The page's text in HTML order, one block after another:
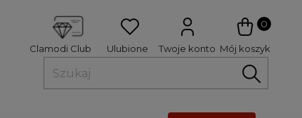
0
Mój koszyk
Twoje konto
Ulubione
Clamodi Club